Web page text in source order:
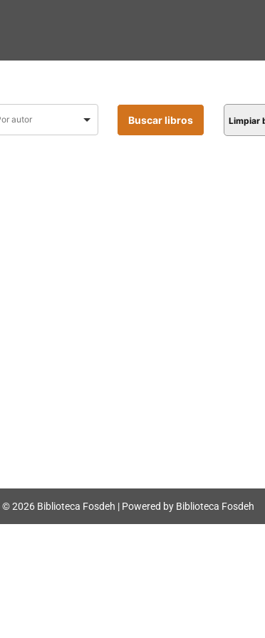
Limpiar
2026 Biblioteca Fosdeh | Powered by Biblioteca Fosdeh